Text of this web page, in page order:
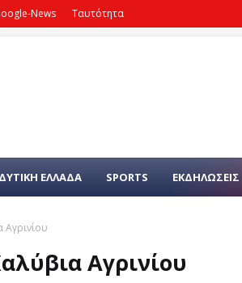
News Ταυτότητα
ΔΥΤΙΚΗ ΕΛΛΑΔΑ SPORTS ΕΚΔΗΛΩΣΕΙΣ
Αγρινίου
Αγρινίου